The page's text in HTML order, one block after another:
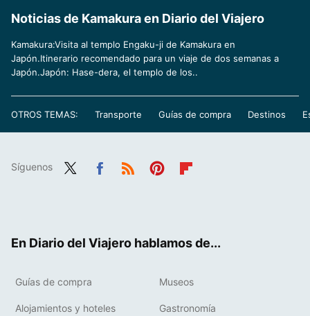
Noticias de Kamakura en Diario del Viajero
Kamakura:Visita al templo Engaku-ji de Kamakura en
Japón.Itinerario recomendado para un viaje de dos semanas a
Japón.Japón: Hase-dera, el templo de los..
OTROS TEMAS: Transporte Guías de compra Destinos
Síguenos
En Diario del Viajero hablamos de...
Guías de compra Museos
Alojamientos y hoteles Gastronomía